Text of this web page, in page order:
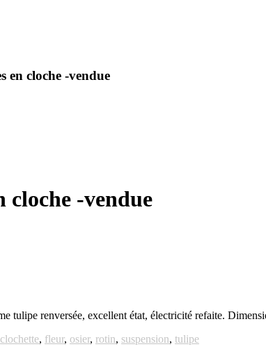
en cloche -vendue
cloche -vendue
tulipe renversée, excellent état, électricité refaite.
clochette, fleur, osier, rotin, suspension, tulipe